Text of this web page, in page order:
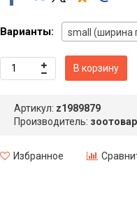
Варианты: small (ширина
В корзину
Артикул: z1989879
Производитель:
Избранное